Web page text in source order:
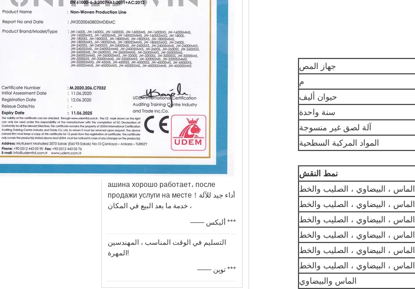
ашина хорошо работает، после
продажи услуги на месте！أداء جيد للآلة
، خدمة ما بعد البيع في المكان
—— أليكس ***
التسليم في الوقت المناسب ، المهندسين
المهرة!
—— توين ***
جهاز المص
م
حيوان أليف
سنة واحدة
آلة لصق غير منسوجة
المواد المركبة السطحية
نمط النقش
الماس ، البيضاوي ، الصليب والخط
الماس ، البيضاوي ، الصليب والخط
الماس ، البيضاوي ، الصليب والخط
الماس ، البيضاوي ، الصليب والخط
الماس ، البيضاوي ، الصليب والخط
الماس ، البيضاوي ، الصليب والخط
الماس والبيضاوي